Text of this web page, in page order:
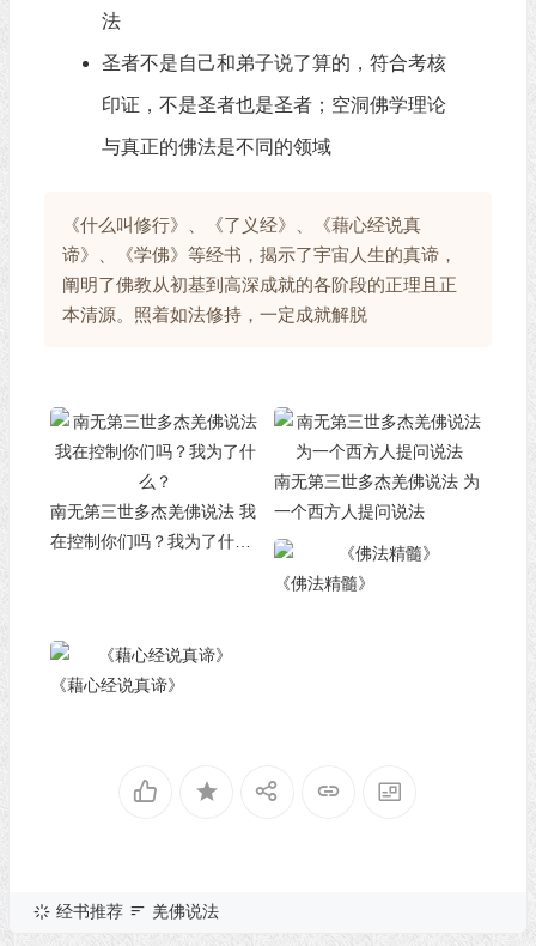
法
圣者不是自己和弟子说了算的，符合考核
印证，不是圣者也是圣者；空洞佛学理论
与真正的佛法是不同的领域
《什么叫修行》、《了义经》、《藉心经说真
谛》、《学佛》等经书，揭示了宇宙人生的真谛，
阐明了佛教从初基到高深成就的各阶段的正理且正
本清源。照着如法修持，一定成就解脱
南无第三世多杰羌佛说法 我
在控制你们吗？我为了什
南无第三世多杰羌佛说法 为
一个西方人提问说法
《佛法精髓》
《藉心经说真谛》
经书推荐 羌佛说法